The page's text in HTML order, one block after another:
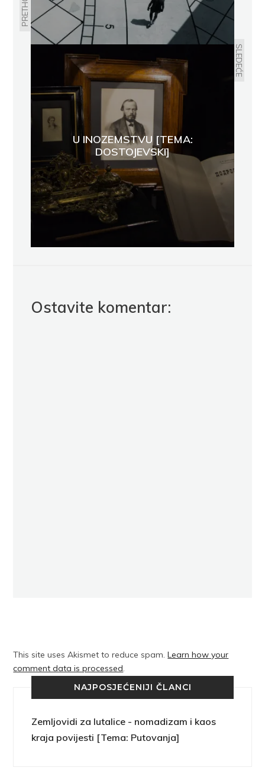
SLEDEĆE
U INOZEMSTVU [TEMA:
DOSTOJEVSKI]
Ostavite komentar:
This site uses Akismet to reduce spam.Learn how your
comment data is processed.
NAJPOSJEĆENIJI ČLANCI
Zemljovidi za lutalice - nomadizam i kaos
kraja povijesti [Tema: Putovanja]